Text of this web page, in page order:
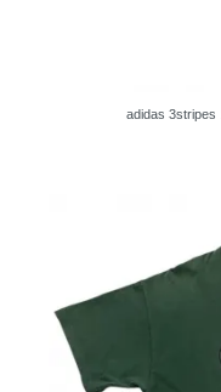
adidas 3stripes